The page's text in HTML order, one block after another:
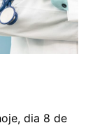
dia 8 de